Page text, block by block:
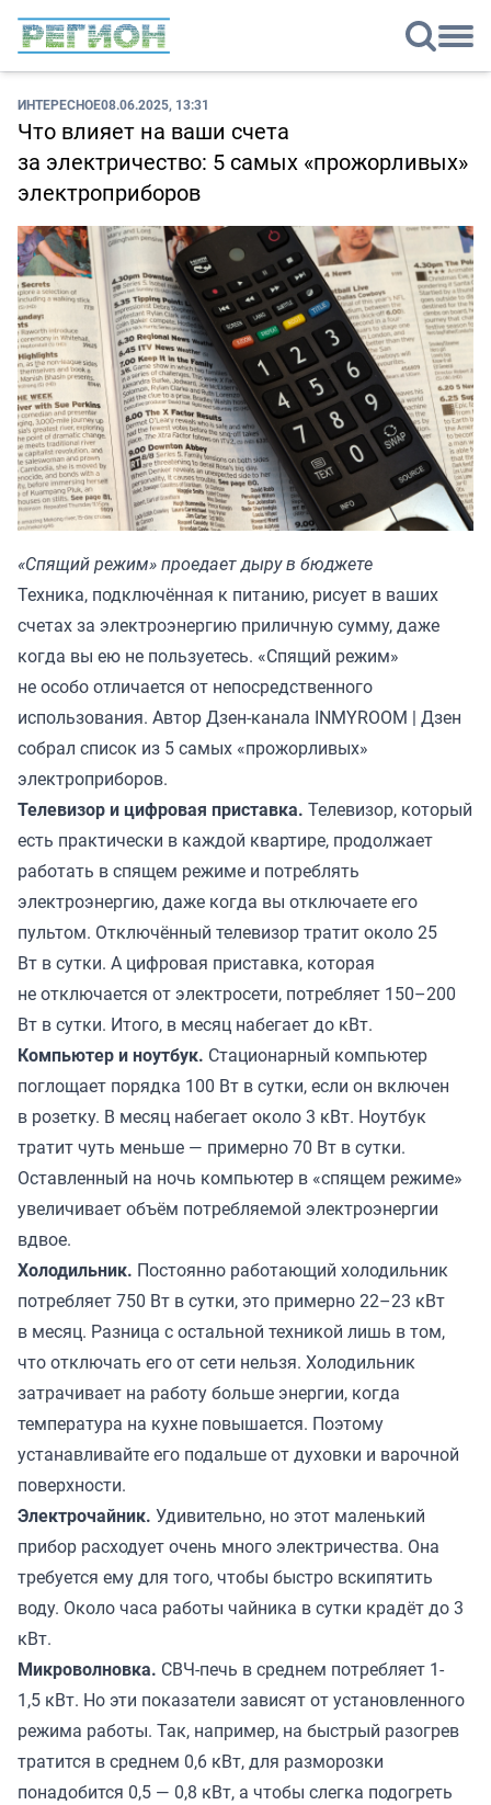
ИНТЕРЕСНОЕ08.06.2025, 13:31
Что влияет на ваши счета
за электричество: 5 самых «прожорливых»
электроприборов
«Спящий режим» проедает дыру в бюджете
Техника, подключённая к питанию, рисует в ваших
счетах за электроэнергию приличную сумму, даже
когда вы ею не пользуетесь. «Спящий режим»
не особо отличается от непосредственного
использования. Автор Дзен-канала INMYROOM | Дзен
собрал список из 5 самых «прожорливых»
электроприборов.
Телевизор и цифровая приставка. Телевизор, который
есть практически в каждой квартире, продолжает
работать в спящем режиме и потреблять
электроэнергию, даже когда вы отключаете его
пультом. Отключённый телевизор тратит около 25
Вт в сутки. А цифровая приставка, которая
не отключается от электросети, потребляет 150–200
Вт в сутки. Итого, в месяц набегает до кВт.
Компьютер и ноутбук. Стационарный компьютер
поглощает порядка 100 Вт в сутки, если он включен
в розетку. В месяц набегает около 3 кВт. Ноутбук
тратит чуть меньше — примерно 70 Вт в сутки.
Оставленный на ночь компьютер в «спящем режиме»
увеличивает объём потребляемой электроэнергии
вдвое.
Холодильник. Постоянно работающий холодильник
потребляет 750 Вт в сутки, это примерно 22–23 кВт
в месяц. Разница с остальной техникой лишь в том,
что отключать его от сети нельзя. Холодильник
затрачивает на работу больше энергии, когда
температура на кухне повышается. Поэтому
устанавливайте его подальше от духовки и варочной
поверхности.
Электрочайник. Удивительно, но этот маленький
прибор расходует очень много электричества. Она
требуется ему для того, чтобы быстро вскипятить
воду. Около часа работы чайника в сутки крадёт до 3
кВт.
Микроволновка. СВЧ-печь в среднем потребляет 1-
1,5 кВт. Но эти показатели зависят от установленного
режима работы. Так, например, на быстрый разогрев
тратится в среднем 0,6 кВт, для разморозки
понадобится 0,5 — 0,8 кВт, а чтобы слегка подогреть